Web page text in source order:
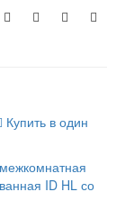
Купить в один